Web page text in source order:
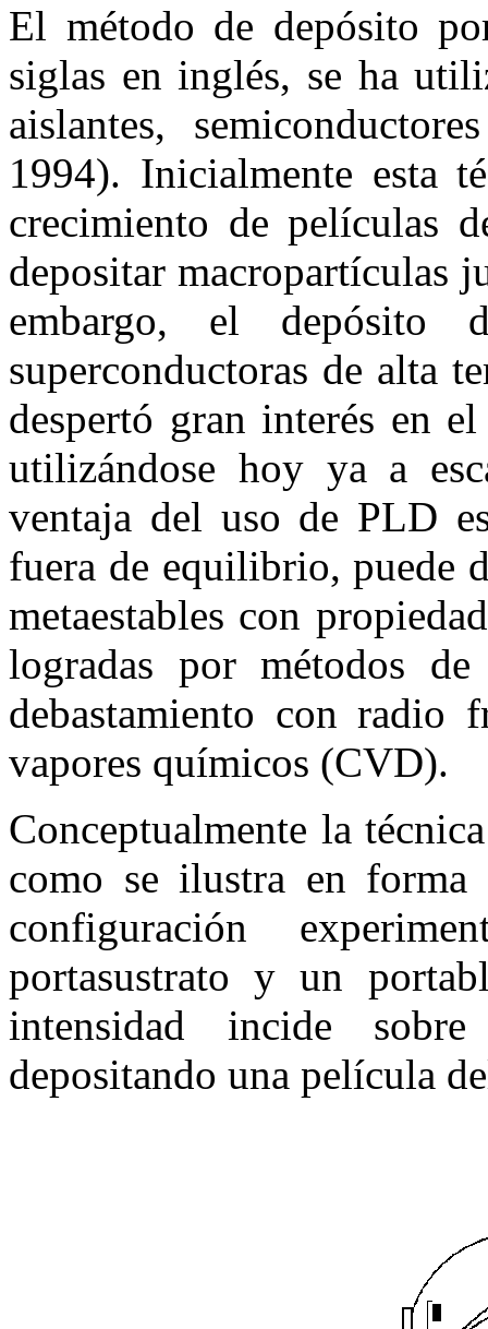
El método de depósito
siglas en inglés, se ha
aislantes,
1994). Inicialmente esta
crecimiento de películas
depositar macropartículas
embargo, el depósito
superconductoras de alta
despertó gran interés en
utilizándose hoy ya a
ventaja del uso de PLD
fuera de equilibrio, puede
metaestables con
logradas por métodos de
debastamiento con radio
vapores químicos (CVD).
Conceptualmente la
como se ilustra en
configuración
portasustrato y un
intensidad incide
depositando una película